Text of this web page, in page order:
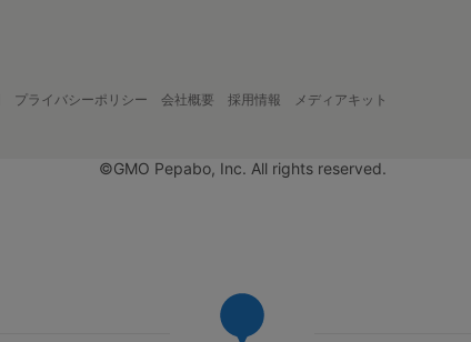
プライバシーポリシー 会社概要 採用情報 メディアキット
©GMO Pepabo, Inc. All rights reserved.